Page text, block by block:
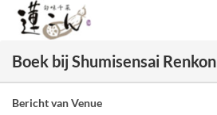
Boek bij Shumisensai Renkon
Bericht van Venue